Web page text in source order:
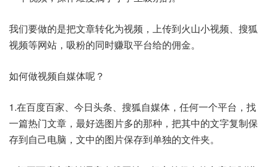
我们要做的是把文章转化为视频，上传到火山小视频、搜狐
视频等网站，吸粉的同时赚取平台给的佣金。
如何做视频自媒体呢？
1.在百度百家、今日头条、搜狐自媒体，任何一个平台，找
一篇热门文章，最好选图片多的那种，把其中的文字复制保
存到自己电脑，文中的图片保存到单独的文件夹。